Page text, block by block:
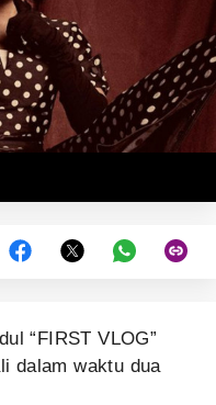
“FIRST VLOG”
dalam waktu dua